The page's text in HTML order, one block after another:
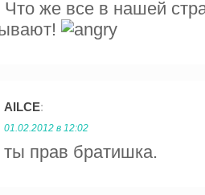
Что же все в нашей
AILCE:
01.02.2012 в 12:02
ты прав братишка.